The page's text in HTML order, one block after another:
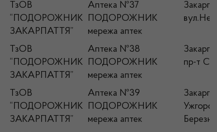
ТзОВ
“ПОДОРОЖНИК
ЗАКАРПАТТЯ”
Аптека №37
ПОДОРОЖНИК
мережа аптек
ТзОВ
“ПОДОРОЖНИК
ЗАКАРПАТТЯ”
Аптека №38
ПОДОРОЖНИК
мережа аптек
пр-т
ТзОВ
“ПОДОРОЖНИК
ЗАКАРПАТТЯ”
Аптека №39
ПОДОРОЖНИК
мережа аптек